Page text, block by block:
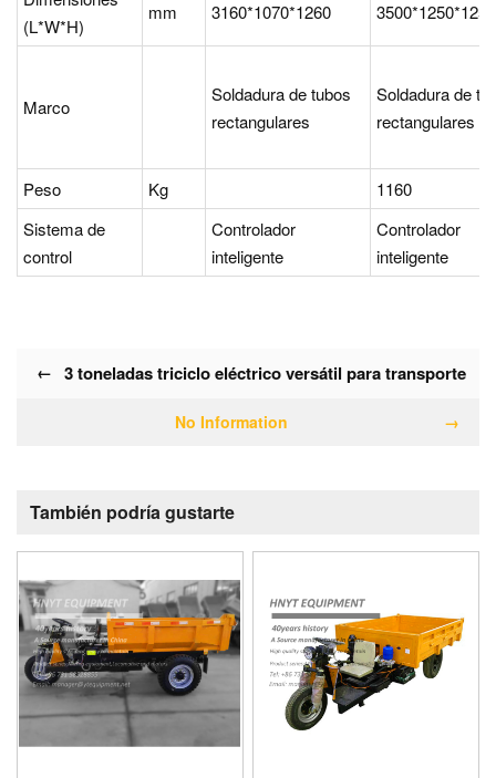
(L*W*H)
mm 3160*1070*1260 3500*1250*1250
Marco
Soldadura de tubos
rectangulares
Soldadura de
rectangulares
Peso Kg
1160
Sistema de
control
Controlador
inteligente
Controlador
inteligente
← 3 toneladas triciclo eléctrico versátil para transporte
No Information →
También podría gustarte